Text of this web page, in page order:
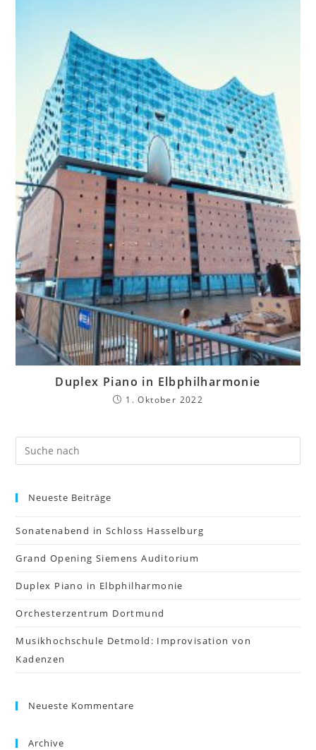
Duplex Piano in Elbphilharmonie
1. Oktober 2022
Neueste Beiträge
Sonatenabend in Schloss Hasselburg
Grand Opening Siemens Auditorium
Duplex Piano in Elbphilharmonie
Orchesterzentrum Dortmund
Musikhochschule Detmold: Improvisation von
Kadenzen
Neueste Kommentare
Archive